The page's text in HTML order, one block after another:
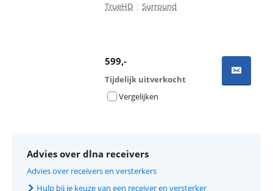
TrueHD | Surround
599,-
Tijdelijk uitverkocht
Vergelijken
Advies over dlna receivers
Advies over receivers en versterkers
Hulp bij je keuze van een receiver en versterker